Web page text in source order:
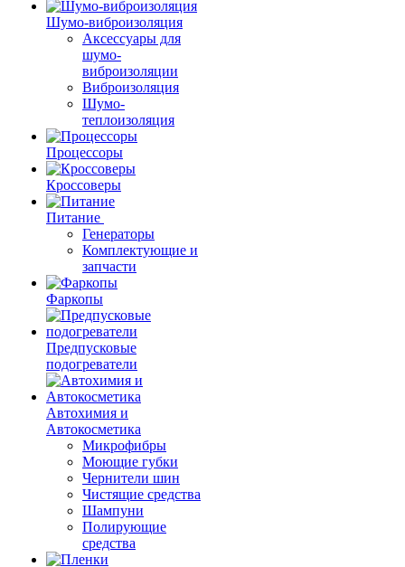
Шумо-виброизоляция
Аксессуары для
шумо-
виброизоляции
Виброизоляция
Шумо-
теплоизоляция
Процессоры
Кроссоверы
Питание
Генераторы
Комплектующие и
запчасти
Фаркопы
Предпусковые
подогреватели
Автохимия и
Автокосметика
Микрофибры
Моющие губки
Чернители шин
Чистящие средства
Шампуни
Полирующие
средства